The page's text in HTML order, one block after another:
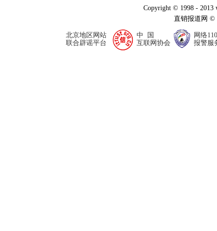
Copyright © 1998 - 2013
直销报道网
北京地区网站
联合辟谣平台
中 国
互联网协会
网络110
报警服